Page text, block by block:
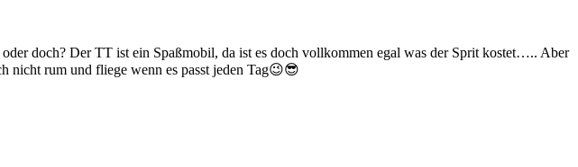
doch? Der TT ist ein Spaßmobil, da ist es doch vollkommen egal was der Sprit kostet….. Aber
nicht rum und fliege wenn es passt jeden Tag😉😎